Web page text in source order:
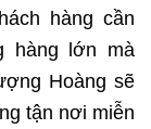
hàng cần
hàng lớn mà
Hoàng sẽ
tận nơi miễn